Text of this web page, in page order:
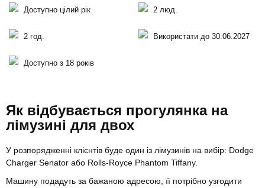
Доступно цілий рік 2 люд.
2 год. Використати до 30.06.2027
Доступно з 18 років
Як відбувається прогулянка на
лімузині для двох
У розпорядженні клієнтів буде один із лімузинів на вибір: Dodge
Charger Senator або Rolls-Royce Phantom Tiffany.
Машину подадуть за бажаною адресою, її потрібно узгодити